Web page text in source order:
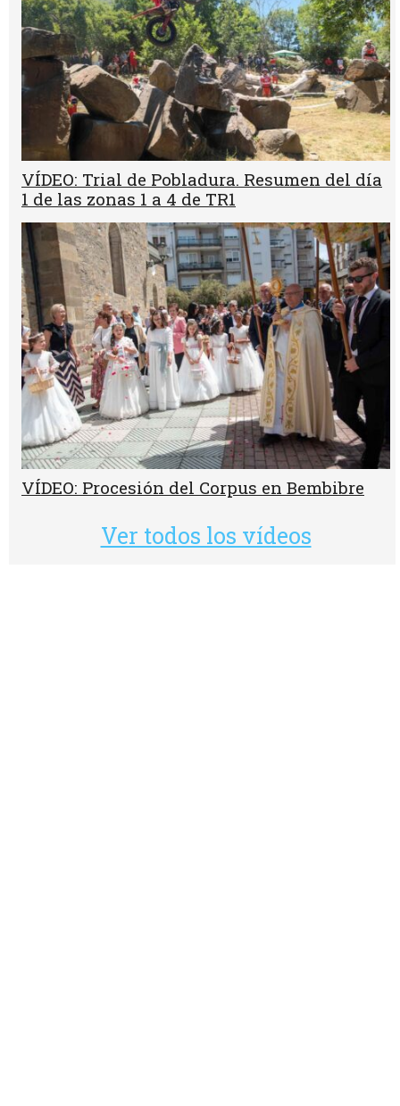
VÍDEO: Trial de Pobladura. Resumen del día
1 de las zonas 1 a 4 de TR1
VÍDEO: Procesión del Corpus en Bembibre
Ver todos los vídeos